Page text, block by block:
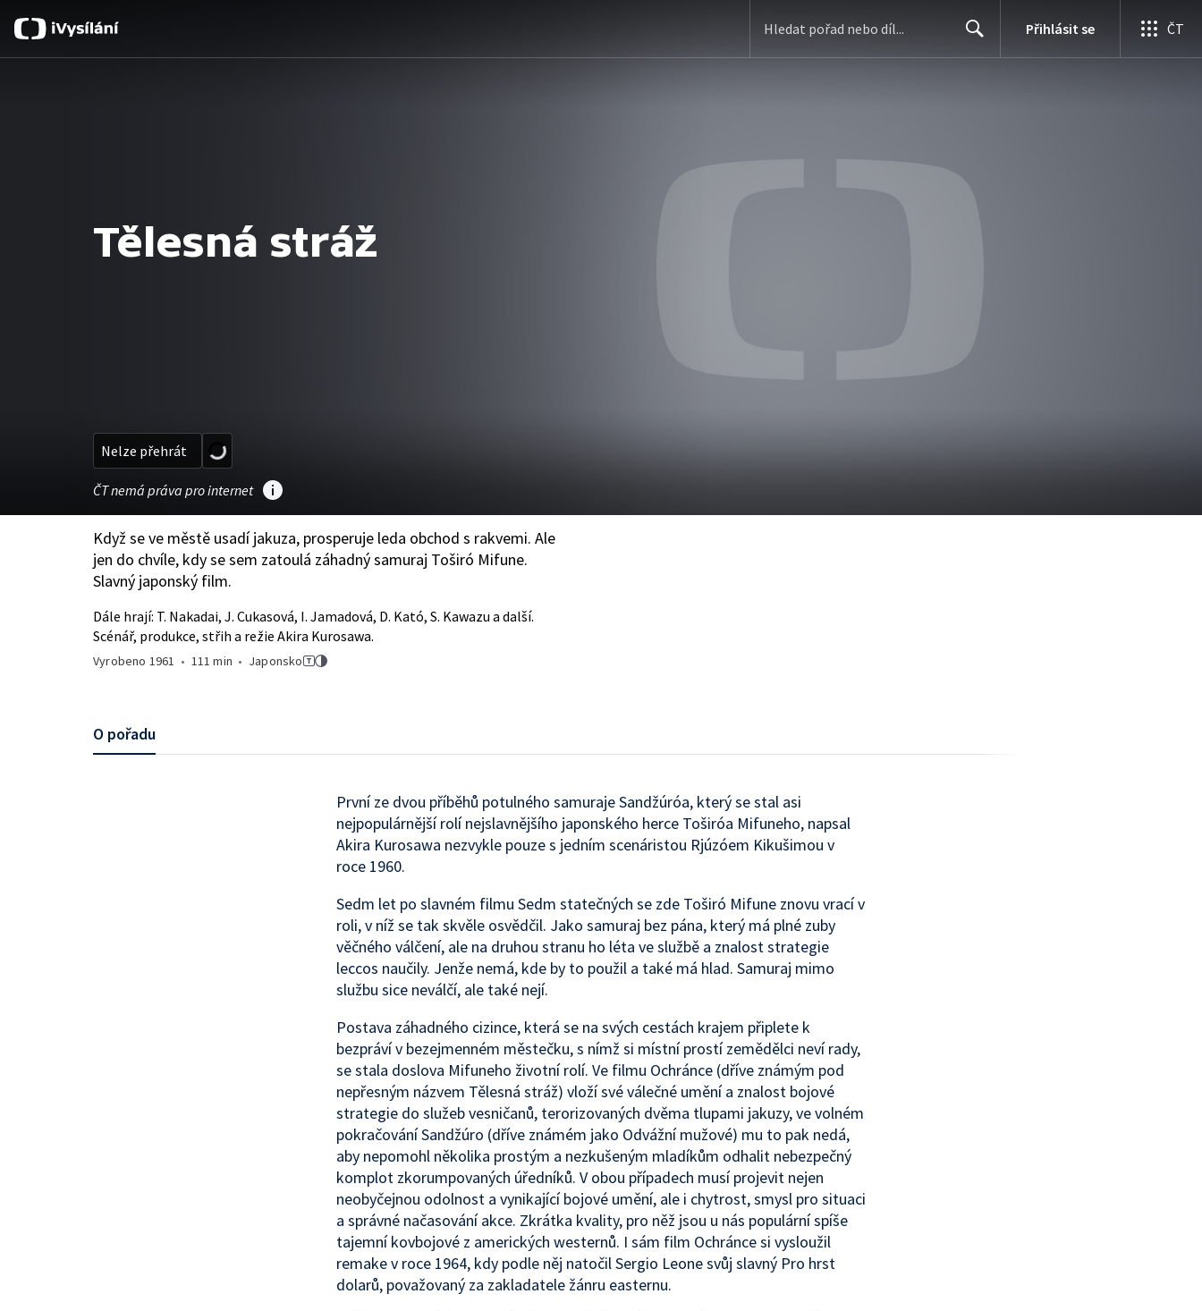
Přihlásit se ČT
Tělesná stráž
Nelze přehrát
ČT nemá práva pro internet
Když se ve městě usadí jakuza, prosperuje leda obchod s rakvemi. Ale
jen do chvíle, kdy se sem zatoulá záhadný samuraj Toširó Mifune.
Slavný japonský film.
Dále hrají: T. Nakadai, J. Cukasová, I. Jamadová, D. Kató, S. Kawazu a další.
Scénář, produkce, střih a režie Akira Kurosawa.
Vyrobeno 1961 • 111 min • Japonsko
O pořadu
První ze dvou příběhů potulného samuraje Sandžúróa, který se stal asi
nejpopulárnější rolí nejslavnějšího japonského herce Toširóa Mifuneho, napsal
Akira Kurosawa nezvykle pouze s jedním scenáristou Rjúzóem Kikušimou v
roce 1960.
Sedm let po slavném filmu Sedm statečných se zde Toširó Mifune znovu vrací v
roli, v níž se tak skvěle osvědčil. Jako samuraj bez pána, který má plné zuby
věčného válčení, ale na druhou stranu ho léta ve službě a znalost strategie
leccos naučily. Jenže nemá, kde by to použil a také má hlad. Samuraj mimo
službu sice neválčí, ale také nejí.
Postava záhadného cizince, která se na svých cestách krajem připlete k
bezpráví v bezejmenném městečku, s nímž si místní prostí zemědělci neví rady,
se stala doslova Mifuneho životní rolí. Ve filmu Ochránce (dříve známým pod
nepřesným názvem Tělesná stráž) vloží své válečné umění a znalost bojové
strategie do služeb vesničanů, terorizovaných dvěma tlupami jakuzy, ve volném
pokračování Sandžúro (dříve známém jako Odvážní mužové) mu to pak nedá,
aby nepomohl několika prostým a nezkušeným mladíkům odhalit nebezpečný
komplot zkorumpovaných úředníků. V obou případech musí projevit nejen
neobyčejnou odolnost a vynikající bojové umění, ale i chytrost, smysl pro situaci
a správné načasování akce. Zkrátka kvality, pro něž jsou u nás populární spíše
tajemní kovbojové z amerických westernů. I sám film Ochránce si vysloužil
remake v roce 1964, kdy podle něj natočil Sergio Leone svůj slavný Pro hrst
dolarů, považovaný za zakladatele žánru easternu.